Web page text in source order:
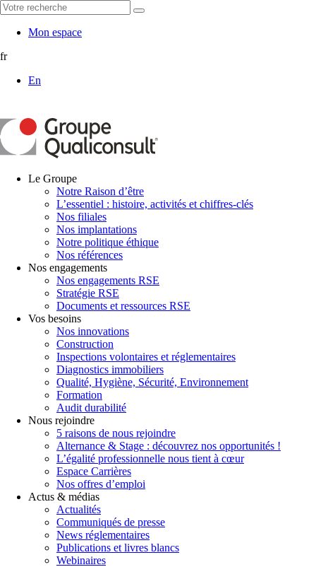
Mon espace
fr
En
Le Groupe
Notre Raison d’être
L’essentiel : histoire, activités et chiffres-clés
Nos filiales
Nos implantations
Notre politique éthique
Nos références
Nos engagements
Nos engagements RSE
Stratégie RSE
Documents et ressources RSE
Vos besoins
Nos innovations
Construction
Inspections volontaires et réglementaires
Diagnostics immobiliers
Qualité, Hygiène, Sécurité, Environnement
Formation
Audit durabilité
Nous rejoindre
5 raisons de nous rejoindre
Alternance & Stage : découvrez nos opportunités !
L’égalité professionnelle nous tient à cœur
Espace Carrières
Nos offres d’emploi
Actus & médias
Actualités
Communiqués de presse
News réglementaires
Publications et livres blancs
Webinaires